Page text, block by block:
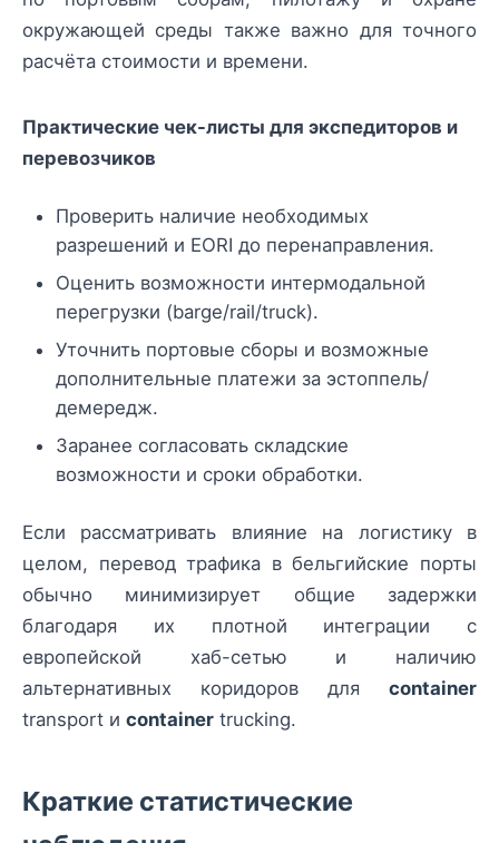
окружающей среды также важно для точного
расчёта стоимости и времени.
Практические чек-листы для экспедиторов и
перевозчиков
Проверить наличие необходимых
разрешений и EORI до перенаправления.
Оценить возможности интермодальной
перегрузки (barge/rail/truck).
Уточнить портовые сборы и возможные
дополнительные платежи за эстоппель/
демередж.
Заранее согласовать складские
возможности и сроки обработки.
Если рассматривать влияние на логистику в
целом, перевод трафика в бельгийские порты
обычно минимизирует общие задержки
благодаря их плотной интеграции с
европейской хаб-сетью и наличию
альтернативных коридоров для container
transport и container trucking.
Краткие статистические